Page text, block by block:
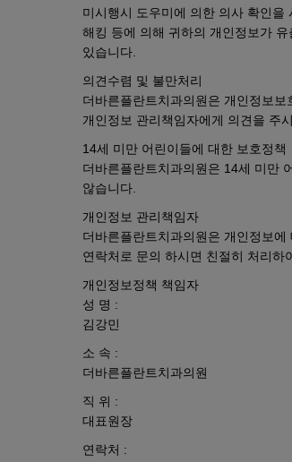
미시행시 도우미에 의한 의사 확인을
해킹 등에 의해 귀하의 개인정보가
있습니다.
의견수렴 및 불만처리
더바른플란트치과의원은 개인정보
개인정보 관리책임자에게 의견을 주
14세 미만 어린이들에 대한 보호정책
더바른플란트치과의원은 14세 미만
않습니다.
개인정보 관리책임자
더바른플란트치과의원은 개인정보
연락처로 문의 하시면 친절히 처리하
개인정보정책 책임자
성 명 :
김강민
소 속 :
더바른플란트치과의원
직 위 :
대표원장
연락처 :